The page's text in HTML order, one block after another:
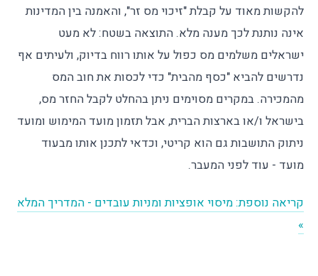
להקשות מאוד על קבלת "זיכוי מס זר", והאמנה בין המדינות
אינה נותנת לכך מענה מלא. התוצאה בשטח: לא מעט
ישראלים משלמים מס כפול על אותו רווח בדיוק, ולעיתים אף
נדרשים להביא "כסף מהבית" כדי לכסות את חוב המס
מהמכירה. במקרים מסוימים ניתן בהחלט לקבל החזר מס,
בישראל ו/או בארצות הברית, אבל תזמון מועד המימוש ומועד
ניתוק התושבות גם הוא קריטי, וכדאי לתכנן אותו מבעוד
מועד - עוד לפני המעבר.
קריאה נוספת: מיסוי אופציות ומניות עובדים - המדריך המלא
»